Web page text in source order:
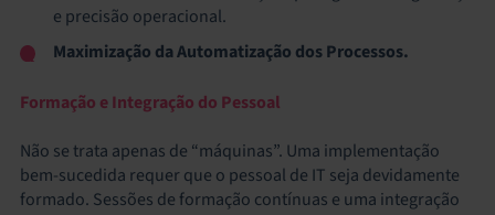
e precisão operacional.
Maximização da Automatização dos Processos.
Formação e Integração do Pessoal
Não se trata apenas de “máquinas”. Uma implementação
bem-sucedida requer que o pessoal de IT seja devidamente
formado. Sessões de formação contínuas e uma integração